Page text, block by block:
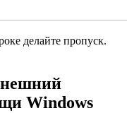
делайте пропуск.
Windows